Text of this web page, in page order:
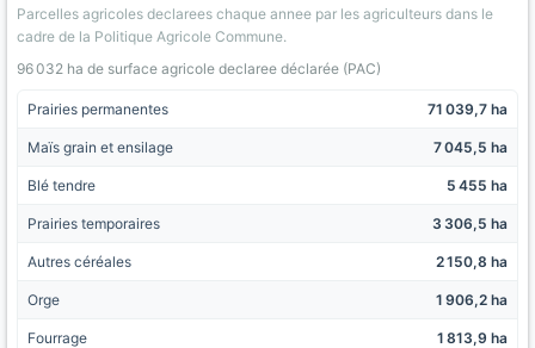
Parcelles agricoles declarees chaque annee par les agriculteurs dans le
cadre de la Politique Agricole Commune.
96 032 ha de surface agricole declaree déclarée (PAC)
Prairies permanentes 71 039,7 ha
Maïs grain et ensilage 7 045,5 ha
Blé tendre 5 455 ha
Prairies temporaires 3 306,5 ha
Autres céréales 2 150,8 ha
Orge 1 906,2 ha
Fourrage 1 813,9 ha